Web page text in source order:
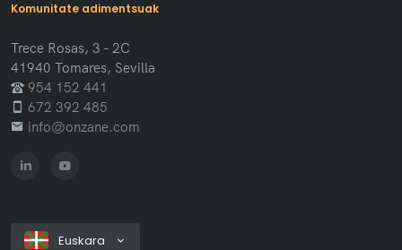
Komunitate adimentsuak
Trece Rosas, 3 - 2C
41940 Tomares, Sevilla
954 152 441
672 392 485
info@onzane.com
Euskara